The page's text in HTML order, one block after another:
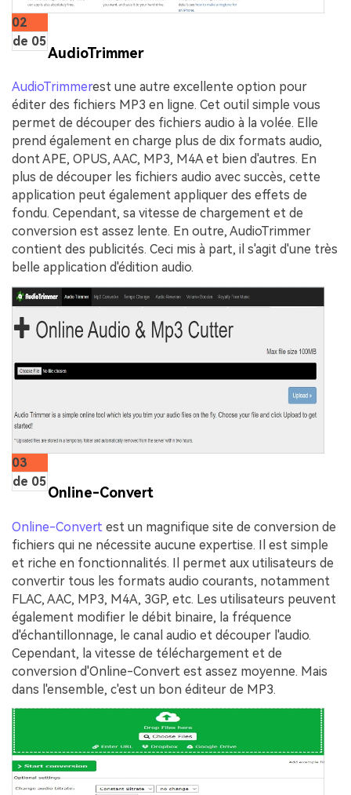
02
de 05
AudioTrimmer
AudioTrimmerest une autre excellente option pour
éditer des fichiers MP3 en ligne. Cet outil simple vous
permet de découper des fichiers audio à la volée. Elle
prend également en charge plus de dix formats audio,
dont APE, OPUS, AAC, MP3, M4A et bien d'autres. En
plus de découper les fichiers audio avec succès, cette
application peut également appliquer des effets de
fondu. Cependant, sa vitesse de chargement et de
conversion est assez lente. En outre, AudioTrimmer
contient des publicités. Ceci mis à part, il s'agit d'une très
belle application d'édition audio.
03
de 05
Online-Convert
Online-Convert est un magnifique site de conversion de
fichiers qui ne nécessite aucune expertise. Il est simple
et riche en fonctionnalités. Il permet aux utilisateurs de
convertir tous les formats audio courants, notamment
FLAC, AAC, MP3, M4A, 3GP, etc. Les utilisateurs peuvent
également modifier le débit binaire, la fréquence
d'échantillonnage, le canal audio et découper l'audio.
Cependant, la vitesse de téléchargement et de
conversion d'Online-Convert est assez moyenne. Mais
dans l'ensemble, c'est un bon éditeur de MP3.